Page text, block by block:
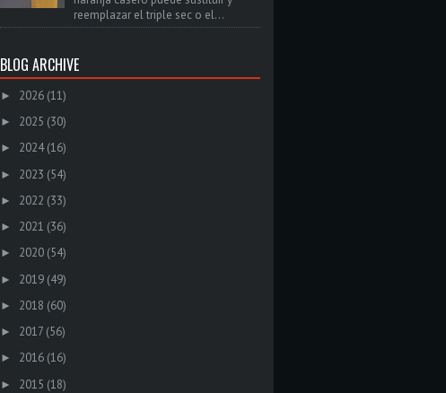
reemplazar el triple sec o el...
BLOG ARCHIVE
► 2026 (11)
► 2025 (30)
► 2024 (16)
► 2023 (54)
► 2022 (33)
► 2021 (36)
► 2020 (54)
► 2019 (49)
► 2018 (60)
► 2017 (56)
► 2016 (16)
► 2015 (18)